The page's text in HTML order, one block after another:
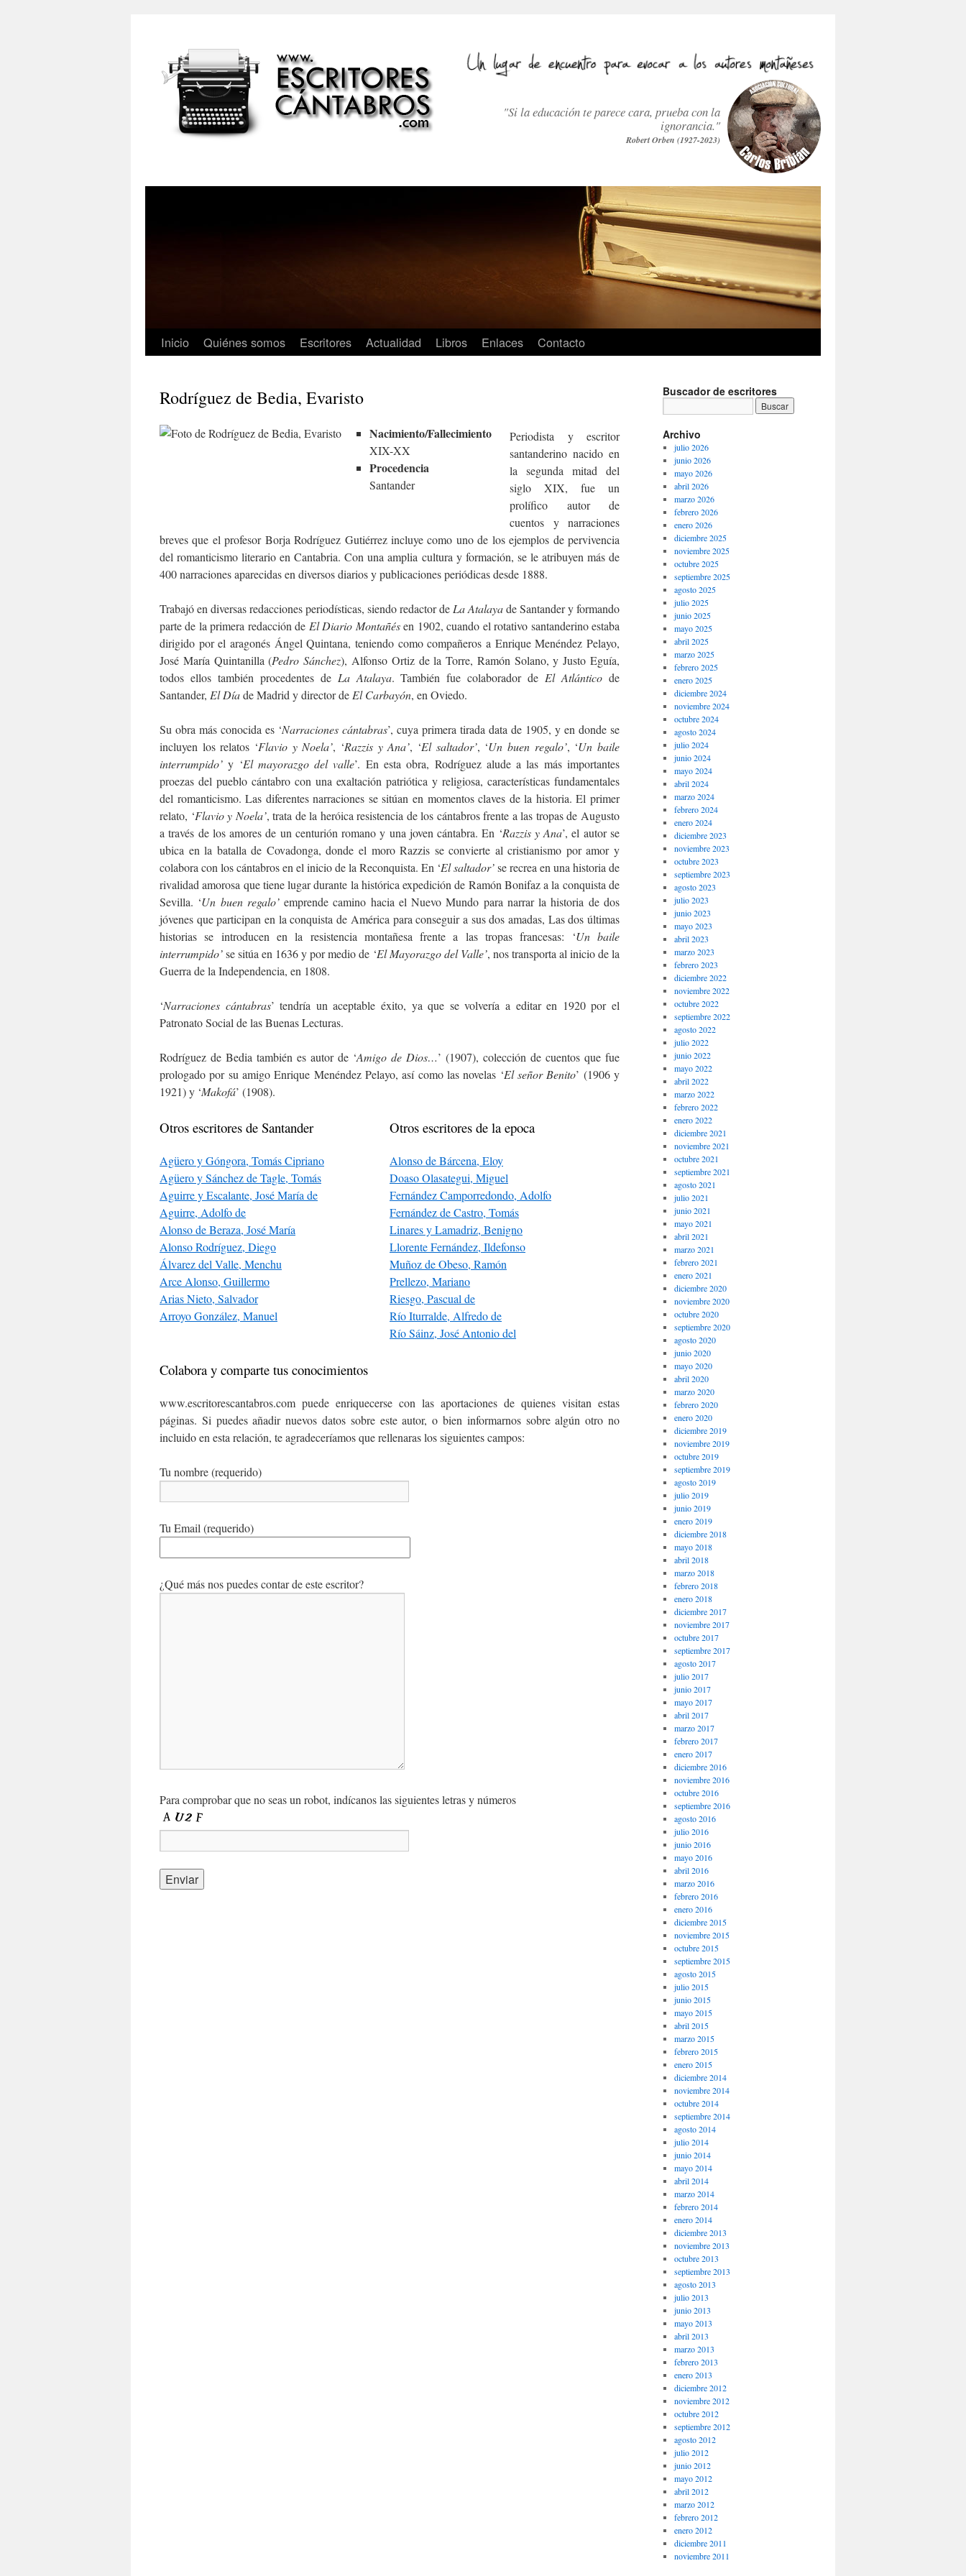
"Si la educación te parece cara, prueba con la
ignorancia."
Robert Orben (1927-2023)
Inicio Quiénes somos Escritores Actualidad Libros Enlaces Contacto
Rodríguez de Bedia, Evaristo
Nacimiento/Fallecimiento
XIX-XX
Procedencia
Santander
Periodista y escritor
santanderino nacido en
la segunda mitad del
siglo XIX, fue un
prolífico autor de
cuentos y narraciones
breves que el profesor Borja Rodríguez Gutiérrez incluye como uno de los ejemplos de pervivencia
del romanticismo literario en Cantabria. Con una amplia cultura y formación, se le atribuyen más de
400 narraciones aparecidas en diversos diarios y publicaciones periódicas desde 1888.
Trabajó en diversas redacciones periodísticas, siendo redactor de La Atalayade Santander y formando
parte de la primera redacción de El Diario Montañésen 1902, cuando el rotativo santanderino estaba
dirigido por el aragonés Ángel Quintana, teniendo como compañeros a Enrique Menéndez Pelayo,
José María Quintanilla (Pedro Sánchez), Alfonso Ortiz de la Torre, Ramón Solano, y Justo Eguía,
todos ellos también procedentes de La Atalaya. También fue colaborador de El Atlántico de
Santander, El Díade Madrid y director de El Carbayón, en Oviedo.
Su obra más conocida es ‘Narraciones cántabras’, cuya primera tirada data de 1905, y en donde se
incluyen los relatos ‘Flavio y Noela’, ‘Razzis y Ana’, ‘El saltador’, ‘Un buen regalo’, ‘Un baile
interrumpido’ y ‘El mayorazgo del valle’. En esta obra, Rodríguez alude a las más importantes
proezas del pueblo cántabro con una exaltación patriótica y religiosa, características fundamentales
del romanticismo. Las diferentes narraciones se sitúan en momentos claves de la historia. El primer
relato, ‘Flavio y Noela’, trata de la heróica resistencia de los cántabros frente a las tropas de Augusto
a través de los amores de un centurión romano y una joven cántabra. En ‘Razzis y Ana’, el autor se
ubica en la batalla de Covadonga, donde el moro Razzis se convierte al cristianismo por amor y
colabora con los cántabros en el inicio de la Reconquista. En ‘El saltador’se recrea en una historia de
rivalidad amorosa que tiene lugar durante la histórica expedición de Ramón Bonifaz a la conquista de
Sevilla. ‘Un buen regalo’emprende camino hacia el Nuevo Mundo para narrar la historia de dos
jóvenes que participan en la conquista de América para conseguir a sus dos amadas, Las dos últimas
historias se introducen en la resistencia montañesa frente a las tropas francesas: ‘Un baile
interrumpido’se sitúa en 1636 y por medio de ‘El Mayorazgo del Valle’, nos transporta al inicio de la
Guerra de la Independencia, en 1808.
‘Narraciones cántabras’ tendría un aceptable éxito, ya que se volvería a editar en 1920 por el
Patronato Social de las Buenas Lecturas.
Rodríguez de Bedia también es autor de ‘Amigo de Dios…’ (1907), colección de cuentos que fue
prologado por su amigo Enrique Menéndez Pelayo, así como las novelas ‘El señor Benito’ (1906 y
1921) y ‘Makofá’ (1908).
Otros escritores de Santander
Agüero y Góngora, Tomás Cipriano
Agüero y Sánchez de Tagle, Tomás
Aguirre y Escalante, José María de
Aguirre, Adolfo de
Alonso de Beraza, José María
Alonso Rodríguez, Diego
Álvarez del Valle, Menchu
Arce Alonso, Guillermo
Arias Nieto, Salvador
Arroyo González, Manuel
Otros escritores de la epoca
Alonso de Bárcena, Eloy
Doaso Olasategui, Miguel
Fernández Camporredondo, Adolfo
Fernández de Castro, Tomás
Linares y Lamadriz, Benigno
Llorente Fernández, Ildefonso
Muñoz de Obeso, Ramón
Prellezo, Mariano
Riesgo, Pascual de
Río Iturralde, Alfredo de
Río Sáinz, José Antonio del
Colabora y comparte tus conocimientos
www.escritorescantabros.com puede enriquecerse con las aportaciones de quienes visitan estas
páginas. Si puedes añadir nuevos datos sobre este autor, o bien informarnos sobre algún otro no
incluido en esta relación, te agradeceríamos que rellenaras los siguientes campos:
Tu nombre (requerido)
Tu Email (requerido)
¿Qué más nos puedes contar de este escritor?
Para comprobar que no seas un robot, indícanos las siguientes letras y números
Buscador de escritores
Archivo
julio 2026
junio 2026
mayo 2026
abril 2026
marzo 2026
febrero 2026
enero 2026
diciembre 2025
noviembre 2025
octubre 2025
septiembre 2025
agosto 2025
julio 2025
junio 2025
mayo 2025
abril 2025
marzo 2025
febrero 2025
enero 2025
diciembre 2024
noviembre 2024
octubre 2024
agosto 2024
julio 2024
junio 2024
mayo 2024
abril 2024
marzo 2024
febrero 2024
enero 2024
diciembre 2023
noviembre 2023
octubre 2023
septiembre 2023
agosto 2023
julio 2023
junio 2023
mayo 2023
abril 2023
marzo 2023
febrero 2023
diciembre 2022
noviembre 2022
octubre 2022
septiembre 2022
agosto 2022
julio 2022
junio 2022
mayo 2022
abril 2022
marzo 2022
febrero 2022
enero 2022
diciembre 2021
noviembre 2021
octubre 2021
septiembre 2021
agosto 2021
julio 2021
junio 2021
mayo 2021
abril 2021
marzo 2021
febrero 2021
enero 2021
diciembre 2020
noviembre 2020
octubre 2020
septiembre 2020
agosto 2020
junio 2020
mayo 2020
abril 2020
marzo 2020
febrero 2020
enero 2020
diciembre 2019
noviembre 2019
octubre 2019
septiembre 2019
agosto 2019
julio 2019
junio 2019
enero 2019
diciembre 2018
mayo 2018
abril 2018
marzo 2018
febrero 2018
enero 2018
diciembre 2017
noviembre 2017
octubre 2017
septiembre 2017
agosto 2017
julio 2017
junio 2017
mayo 2017
abril 2017
marzo 2017
febrero 2017
enero 2017
diciembre 2016
noviembre 2016
octubre 2016
septiembre 2016
agosto 2016
julio 2016
junio 2016
mayo 2016
abril 2016
marzo 2016
febrero 2016
enero 2016
diciembre 2015
noviembre 2015
octubre 2015
septiembre 2015
agosto 2015
julio 2015
junio 2015
mayo 2015
abril 2015
marzo 2015
febrero 2015
enero 2015
diciembre 2014
noviembre 2014
octubre 2014
septiembre 2014
agosto 2014
julio 2014
junio 2014
mayo 2014
abril 2014
marzo 2014
febrero 2014
enero 2014
diciembre 2013
noviembre 2013
octubre 2013
septiembre 2013
agosto 2013
julio 2013
junio 2013
mayo 2013
abril 2013
marzo 2013
febrero 2013
enero 2013
diciembre 2012
noviembre 2012
octubre 2012
septiembre 2012
agosto 2012
julio 2012
junio 2012
mayo 2012
abril 2012
marzo 2012
febrero 2012
enero 2012
diciembre 2011
noviembre 2011